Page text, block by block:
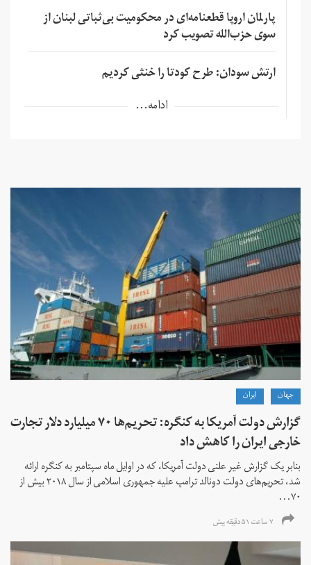
پارلمان اروپا قطعنامه‌ای در محکومیت بی‌ثباتی لبنان از
سوی حزب‌الله تصویب کرد
ارتش سودان: طرح کودتا را خنثی کردیم
ادامه...
جهان ايران
گزارش دولت آمریکا به کنگره: تحریم‌ها ۷۰ میلیارد دلار تجارت
خارجی ایران را کاهش داد
بنابر یک گزارش غیر علنی دولت آمریکا، که در اوایل ماه سپتامبر به کنگره ارائه
شد، تحریم‌های دولت دونالد ترامپ علیه جمهوری اسلامی از سال ۲۰۱۸ بیش از
۷۰...
۷ ساعت ۵۱ دقیقه پیش